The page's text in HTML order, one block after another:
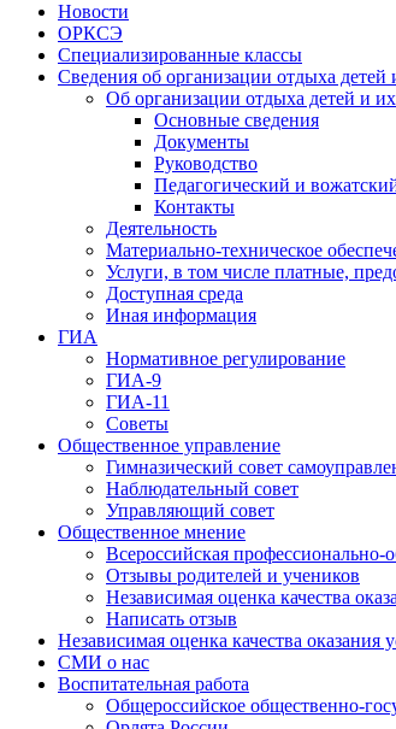
Новости
ОРКСЭ
Специализированные классы
Сведения об организации отдыха детей
Об организации отдыха детей и
Основные сведения
Документы
Руководство
Педагогический и
Контакты
Деятельность
Материально-техническое
Услуги, в том числе платные,
Доступная среда
Иная информация
ГИА
Нормативное регулирование
ГИА-9
ГИА-11
Советы
Общественное управление
Гимназический совет
Наблюдательный совет
Управляющий совет
Общественное мнение
Всероссийская профессионально-
Отзывы родителей и учеников
Независимая оценка качества
Написать отзыв
Независимая оценка качества оказания
СМИ о нас
Воспитательная работа
Общероссийское общественно-